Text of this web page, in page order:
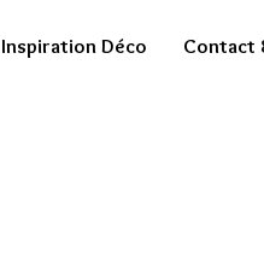
Inspiration Déco Contact